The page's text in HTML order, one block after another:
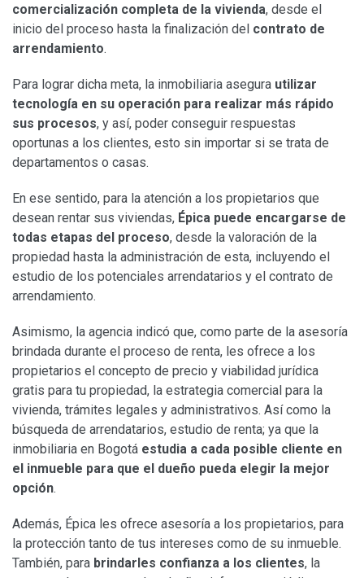
comercialización completa de la vivienda, desde el
inicio del proceso hasta la finalización del contrato de
arrendamiento.
Para lograr dicha meta, la inmobiliaria asegura utilizar
tecnología en su operación para realizar más rápido
sus procesos, y así, poder conseguir respuestas
oportunas a los clientes, esto sin importar si se trata de
departamentos o casas.
En ese sentido, para la atención a los propietarios que
desean rentar sus viviendas, Épica puede encargarse de
todas etapas del proceso, desde la valoración de la
propiedad hasta la administración de esta, incluyendo el
estudio de los potenciales arrendatarios y el contrato de
arrendamiento.
Asimismo, la agencia indicó que, como parte de la asesoría
brindada durante el proceso de renta, les ofrece a los
propietarios el concepto de precio y viabilidad jurídica
gratis para tu propiedad, la estrategia comercial para la
vivienda, trámites legales y administrativos. Así como la
búsqueda de arrendatarios, estudio de renta; ya que la
inmobiliaria en Bogotá estudia a cada posible cliente en
el inmueble para que el dueño pueda elegir la mejor
opción.
Además, Épica les ofrece asesoría a los propietarios, para
la protección tanto de tus intereses como de su inmueble.
También, para brindarles confianza a los clientes, la